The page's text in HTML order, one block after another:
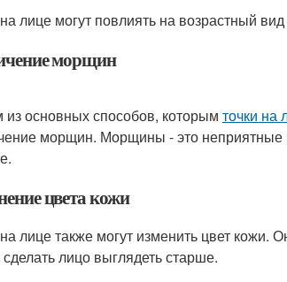
лице могут повлиять на возрастный
морщин
основных способов, которым точки на
морщин. Морщины - это неприятные
цвета кожи
лице также могут изменить цвет кожи.
лицо выглядеть старше.